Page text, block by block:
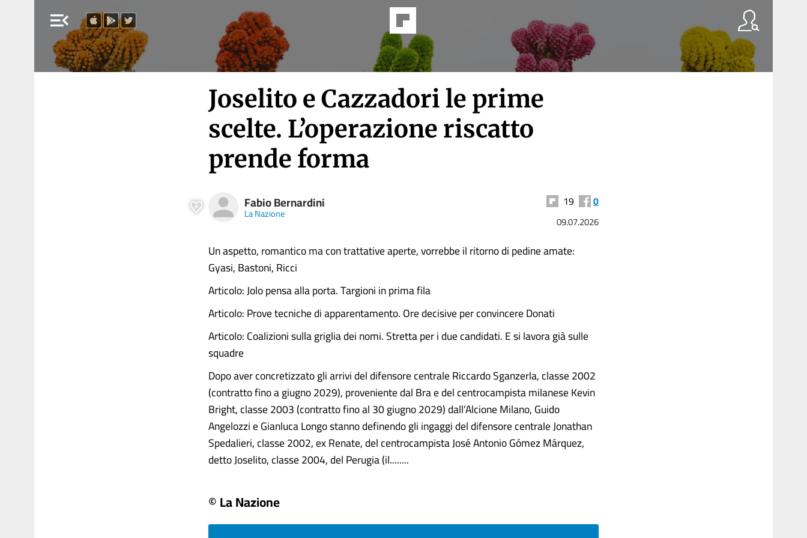
menu_open
Joselito e Cazzadori le prime
scelte. L’operazione riscatto
prende forma
Fabio Bernardini
La Nazione
19 0
09.07.2026
Un aspetto, romantico ma con trattative aperte, vorrebbe il ritorno di pedine amate:
Gyasi, Bastoni, Ricci
Articolo: Jolo pensa alla porta. Targioni in prima fila
Articolo: Prove tecniche di apparentamento. Ore decisive per convincere Donati
Articolo: Coalizioni sulla griglia dei nomi. Stretta per i due candidati. E si lavora già sulle
squadre
Dopo aver concretizzato gli arrivi del difensore centrale Riccardo Sganzerla, classe 2002
(contratto fino a giugno 2029), proveniente dal Bra e del centrocampista milanese Kevin
Bright, classe 2003 (contratto fino al 30 giugno 2029) dall’Alcione Milano, Guido
Angelozzi e Gianluca Longo stanno definendo gli ingaggi del difensore centrale Jonathan
Spedalieri, classe 2002, ex Renate, del centrocampista José Antonio Gómez Márquez,
detto Joselito, classe 2004, del Perugia (il........
© La Nazione